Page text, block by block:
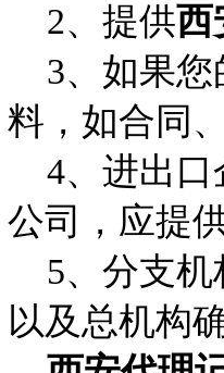
2、提供西
3、如果您
料，如合同
4、进出口
公司，应
5、分支机
以及总机